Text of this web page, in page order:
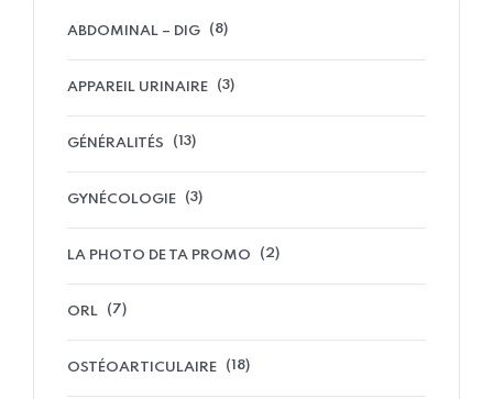
ABDOMINAL – DIG (8)
APPAREIL URINAIRE (3)
GÉNÉRALITÉS (13)
GYNÉCOLOGIE (3)
LA PHOTO DE TA PROMO (2)
ORL (7)
OSTÉOARTICULAIRE (18)